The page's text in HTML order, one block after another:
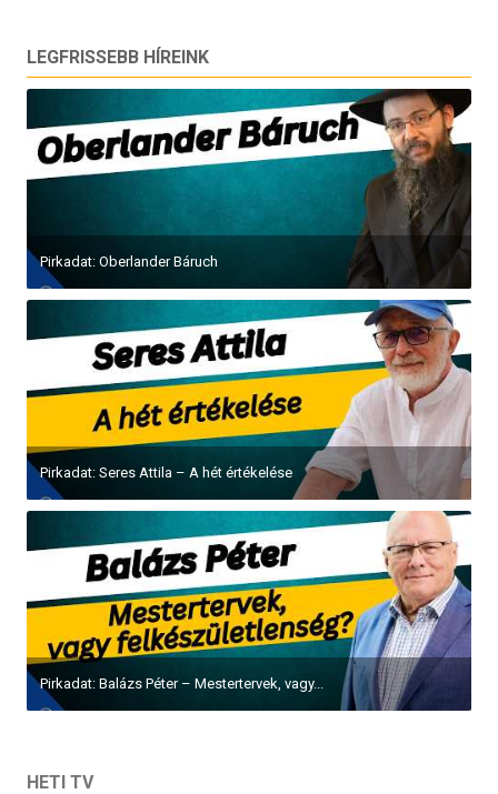
LEGFRISSEBB HÍREINK
Pirkadat: Oberlander Báruch
Pirkadat: Seres Attila – A hét értékelése
Pirkadat: Balázs Péter – Mestertervek, vagy...
HETI TV